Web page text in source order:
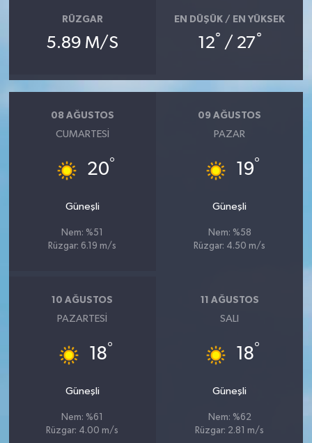
RÜZGAR
5.89 M/S
EN DÜŞÜK / EN YÜKSEK
12° / 27°
08 AĞUSTOS
CUMARTESI
20°
Güneşli
Nem: %51
Rüzgar: 6.19 m/s
09 AĞUSTOS
PAZAR
19°
Güneşli
Nem: %58
Rüzgar: 4.50 m/s
10 AĞUSTOS
PAZARTESI
18°
Güneşli
Nem: %61
Rüzgar: 4.00 m/s
11 AĞUSTOS
SALI
18°
Güneşli
Nem: %62
Rüzgar: 2.81 m/s